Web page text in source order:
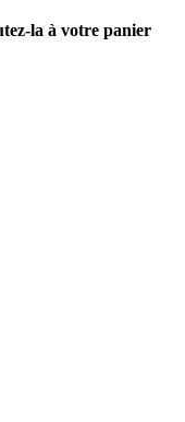
la à votre panier